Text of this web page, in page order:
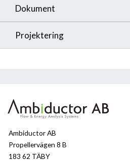
Dokument
Projektering
Ambiductor AB
Propellervägen 8 B
183 62 TÄBY